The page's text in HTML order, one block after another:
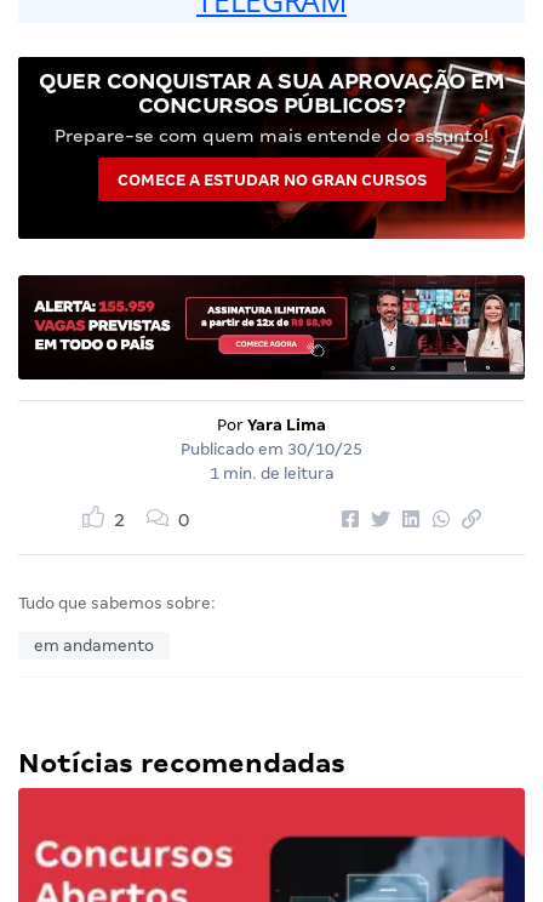
QUER CONQUISTAR A SUA APROVAÇÃO EM
CONCURSOS PÚBLICOS?
Prepare-se com quem mais entende do assunto!
COMECE A ESTUDAR NO GRAN CURSOS
Por Yara Lima
Publicado em 30/10/25
1 min. de leitura
2 0
Tudo que sabemos sobre:
em andamento
Notícias recomendadas